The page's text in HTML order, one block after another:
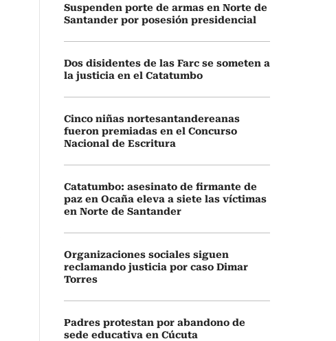
Suspenden porte de armas en Norte de
Santander por posesión presidencial
Dos disidentes de las Farc se someten a
la justicia en el Catatumbo
Cinco niñas nortesantandereanas
fueron premiadas en el Concurso
Nacional de Escritura
Catatumbo: asesinato de firmante de
paz en Ocaña eleva a siete las víctimas
en Norte de Santander
Organizaciones sociales siguen
reclamando justicia por caso Dimar
Torres
Padres protestan por abandono de
sede educativa en Cúcuta